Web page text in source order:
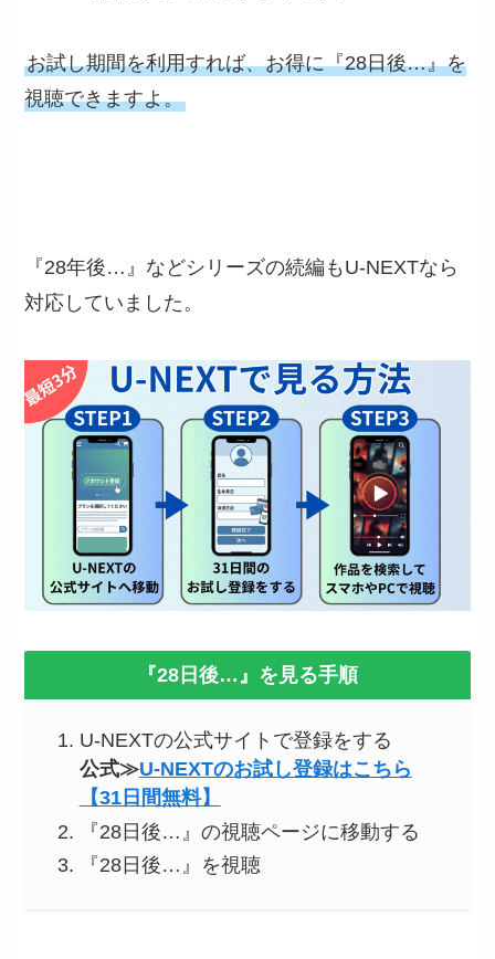
お試し期間を利用すれば、お得に『28日後…』を
視聴できますよ。
『28年後…』などシリーズの続編もU-NEXTなら
対応していました。
『28日後…』を見る手順
U-NEXTの公式サイトで登録をする
公式≫U-NEXTのお試し登録はこちら
【31日間無料】
『28日後…』の視聴ページに移動する
『28日後…』を視聴